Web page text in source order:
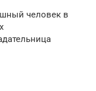
человек в